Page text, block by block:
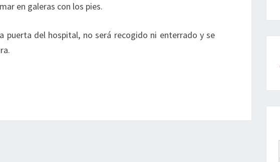
en galeras con los pies.
puerta del hospital, no será recogido ni enterrado y se